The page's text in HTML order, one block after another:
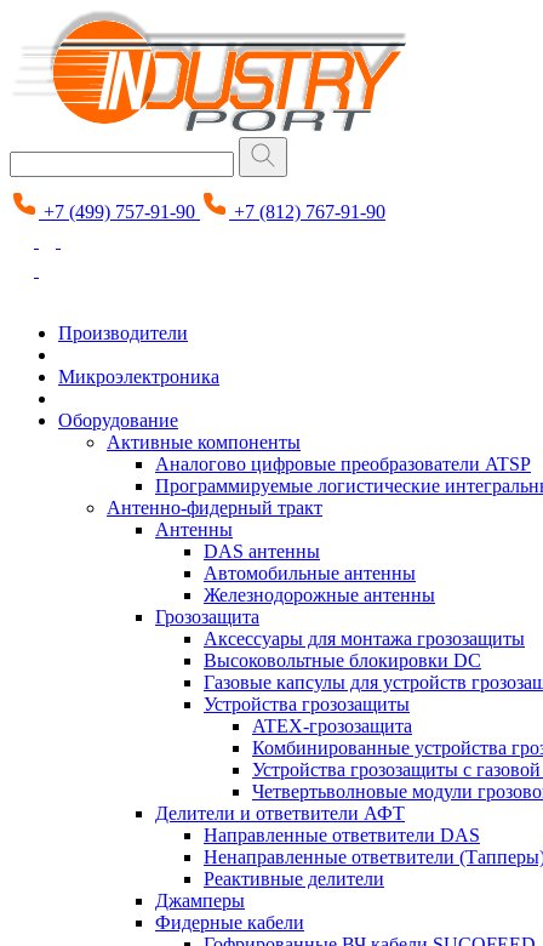
+7 (499) 757-91-90 +7 (812) 767-91-90
Производители
Микроэлектроника
Оборудование
Активные компоненты
Аналогово цифровые преобразователи ATSP
Программируемые логистические
Антенно-фидерный тракт
Антенны
DAS антенны
Автомобильные антенны
Железнодорожные антенны
Грозозащита
Аксессуары для монтажа грозозащиты
Высоковольтные блокировки DC
Газовые капсулы для устройств
Устройства грозозащиты
ATEX-грозозащита
Комбинированные устройства
Устройства грозозащиты с
Четвертьволновые модули
Делители и ответвители АФТ
Направленные ответвители DAS
Ненаправленные ответвители
Реактивные делители
Джамперы
Фидерные кабели